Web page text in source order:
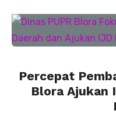
Percepat
Blora Ajukan